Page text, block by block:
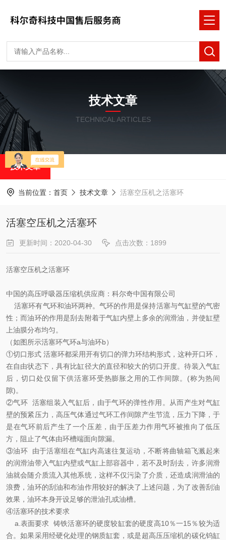
技术文章
TECHNICAL ARTICLES
技术文章
当前位置： 首页 技术文章 活塞空压机之活塞环
活塞空压机之活塞环
更新时间：2020-04-30 点击次数：1899
活塞空压机之活塞环
中国的高压呼吸器压缩机供应商：科尔奇中国有限公司
活塞环有气环和油环两种。气环的作用是保持活塞与气缸壁的气密
性；而油环的作用是刮去附着于气缸内壁上多余的润滑油，并使缸壁
上油膜分布均匀。
（如图所示活塞环气环a与油环b）
①切口形式 活塞环都采用开有切口的弹力环结构形式，这种开口环，
在自由状态下，具有比缸径大的直径和较大的切口开度。待装入气缸
后，切口处仅留下供活塞环受热膨胀之用的工作间隙。(称为热间
隙)。
②气环 活塞组装入气缸后，由于气环的弹性作用。从而产生对气缸
壁的预紧压力，高压气体通过气环工作间隙产生节流，压力下降，于
是在气环前后产生了一个压差，由于压差力作用气环被推向了低压
方，阻止了气体由环槽端面向隙漏。
③油环 由于活塞组在气缸内高速往复运动，不断将曲轴箱飞溅起来
的润滑油带入气缸内壁或气缸上部容器中，若不及时刮去，许多润滑
油就会随介质流入其他系统，这样不仅污染了介质，还造成润滑油的
浪费，油环的刮油和布油作用较好的解决了上述问题，为了改善刮油
效果，油环本身开设足够的泄油孔或油槽。
④活塞环的技术要求
a.表面要求 铸铁活塞环的硬度较缸套的硬度高10％一15％较为适
合。如果采用经硬化处理的钢质缸套，或是超高压压缩机的碳化钨缸